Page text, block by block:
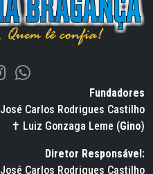
Fundadores
José Carlos Rodrigues Castilho
✝ Luiz Gonzaga Leme (Gino)
Diretor Responsável:
José Carlos Rodrigues Castilho